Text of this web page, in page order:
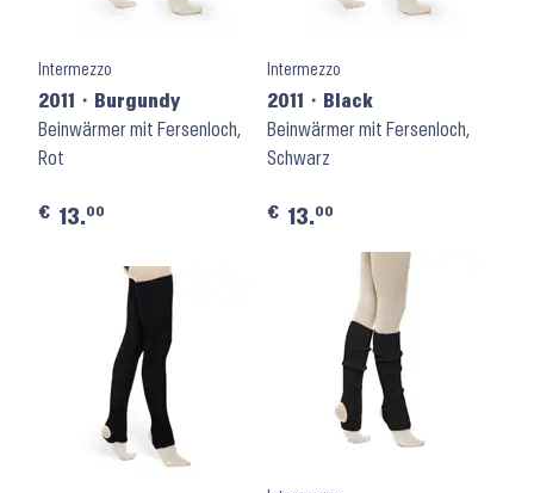
Intermezzo
2011 ⬝ Burgundy
Beinwärmer mit Fersenloch,
Rot
€ 13.00
Intermezzo
2011 ⬝ Black
Beinwärmer mit Fersenloch,
Schwarz
€ 13.00